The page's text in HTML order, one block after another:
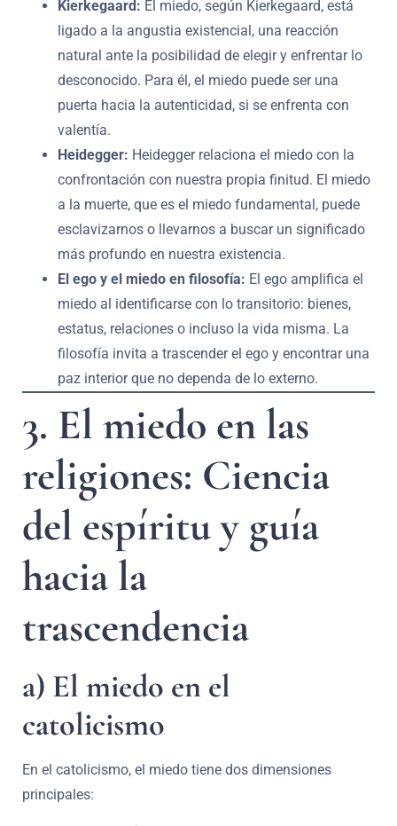
Kierkegaard: El miedo, según Kierkegaard, está
ligado a la angustia existencial, una reacción
natural ante la posibilidad de elegir y enfrentar lo
desconocido. Para él, el miedo puede ser una
puerta hacia la autenticidad, si se enfrenta con
valentía.
Heidegger: Heidegger relaciona el miedo con la
confrontación con nuestra propia finitud. El miedo
a la muerte, que es el miedo fundamental, puede
esclavizarnos o llevarnos a buscar un significado
más profundo en nuestra existencia.
El ego y el miedo en filosofía: El ego amplifica el
miedo al identificarse con lo transitorio: bienes,
estatus, relaciones o incluso la vida misma. La
filosofía invita a trascender el ego y encontrar una
paz interior que no dependa de lo externo.
3. El miedo en las
religiones: Ciencia
del espíritu y guía
hacia la
trascendencia
a) El miedo en el
catolicismo
En el catolicismo, el miedo tiene dos dimensiones
principales: